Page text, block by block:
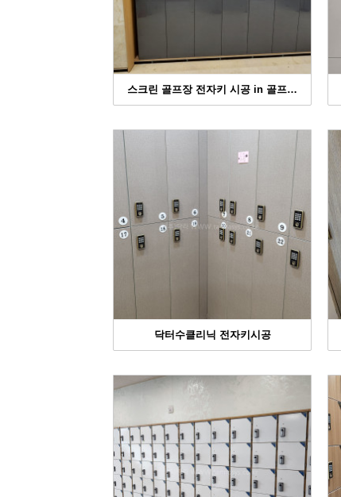
스크린 골프장 전자키 시공 in 골프…
닥터수클리닉 전자키시공